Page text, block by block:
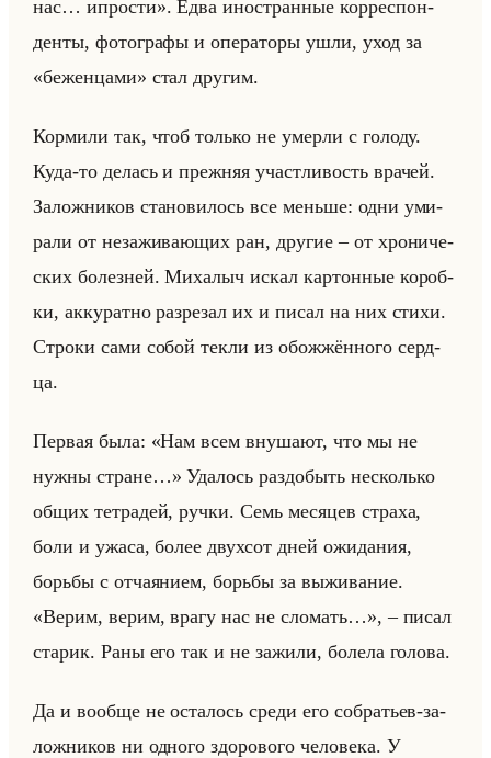
нас… ипрости». Едва ино­стран­ные кор­ре­спон­
ден­ты, фо­то­гра­фы и опе­ра­то­ры ушли, уход за
«беженцами» стал дру­гим.
Кор­ми­ли так, чтоб только не умер­ли с го­ло­ду.
Куда-то де­лась и преж­няя участ­ли­вость вра­чей.
За­лож­ни­ков ста­но­ви­лось все меньше: одни уми­
ра­ли от неза­жи­ва­ющих ран, дру­гие – от хро­ни­че­
ских бо­лез­ней. Ми­ха­лыч искал кар­тон­ные ко­роб­
ки, ак­ку­рат­но раз­ре­зал их и писал на них стихи.
Стро­ки сами собой текли из обо­жжён­но­го серд­
ца.
Пер­вая была: «Нам всем внушают, что мы не
нужны стране…» Уда­лось раз­до­быть несколько
общих тет­ра­дей, ручки. Семь ме­ся­цев стра­ха,
боли и ужаса, более двух­сот дней ожи­да­ния,
борьбы с от­ча­яни­ем, борьбы за вы­жи­ва­ние.
«Верим, верим, врагу нас не сломать…», – писал
ста­рик. ​Раны его так и не за­жи­ли, бо­ле­ла го­ло­ва.
Да и во­об­ще не оста­лось среди его со­бра­тьев-за­
лож­ни­ков ни од­но­го здо­ро­во­го че­ло­ве­ка. У